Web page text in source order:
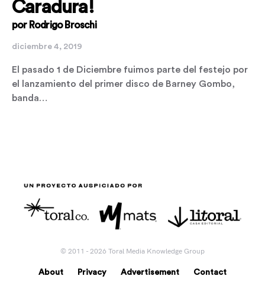
Caradura!
por Rodrigo Broschi
diciembre 4, 2019
El pasado 1 de Diciembre fuimos parte del festejo por
el lanzamiento del primer disco de Barney Gombo,
banda…
© 2011 - 2026 Toral Media Knowledge Group
About Privacy Advertisement Contact